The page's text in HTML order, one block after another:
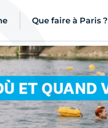
Que faire à Paris ?